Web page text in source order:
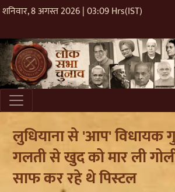
शनिवार, 8 अगस्त 2026 | 03:09 Hrs(IST)
लुधियाना से 'आप' विधायक
गलती से खुद को मार ली
साफ कर रहे थे पिस्टल